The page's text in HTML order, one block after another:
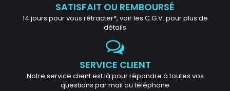
SATISFAIT OU REMBOURSÉ
14 jours pour vous rétracter*, voir les C.G.V. pour plus de
détails
SERVICE CLIENT
Notre service client est là pour répondre à toutes vos
questions par mail ou téléphone